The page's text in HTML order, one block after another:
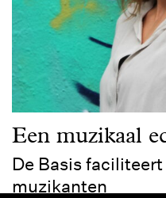
Een muzikaal
De Basis
muzikanten